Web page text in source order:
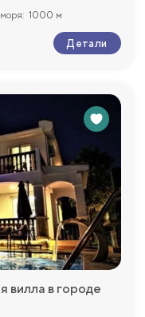
1000 м
Детали
вилла в городе